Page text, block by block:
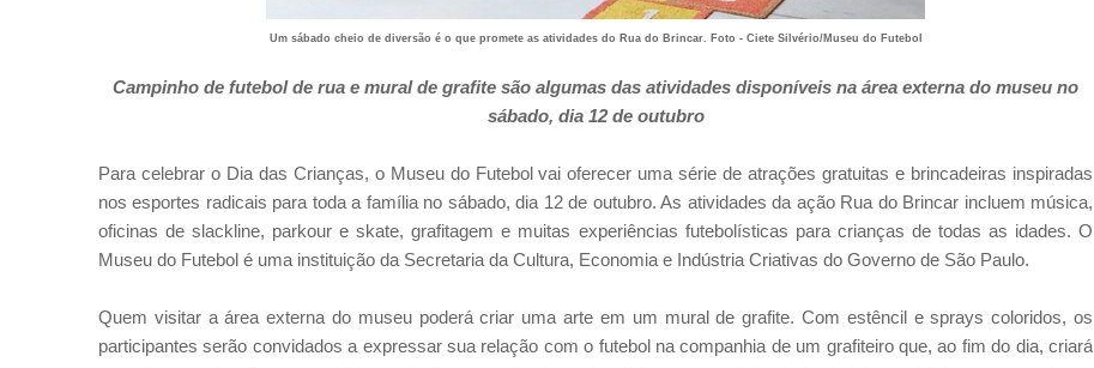
Um sábado cheio de diversão é o que promete as atividades do Rua do Brincar. Foto - Ciete Silvério/Museu do Futebol
Campinho de futebol de rua e mural de grafite são algumas das atividades disponíveis na área externa do museu no
sábado, dia 12 de outubro
Para celebrar o Dia das Crianças, o Museu do Futebol vai oferecer uma série de atrações gratuitas e brincadeiras inspiradas
nos esportes radicais para toda a família no sábado, dia 12 de outubro. As atividades da ação Rua do Brincar incluem música,
oficinas de slackline, parkour e skate, grafitagem e muitas experiências futebolísticas para crianças de todas as idades. O
Museu do Futebol é uma instituição da Secretaria da Cultura, Economia e Indústria Criativas do Governo de São Paulo.
Quem visitar a área externa do museu poderá criar uma arte em um mural de grafite. Com estêncil e sprays coloridos, os
participantes serão convidados a expressar sua relação com o futebol na companhia de um grafiteiro que, ao fim do dia, criará